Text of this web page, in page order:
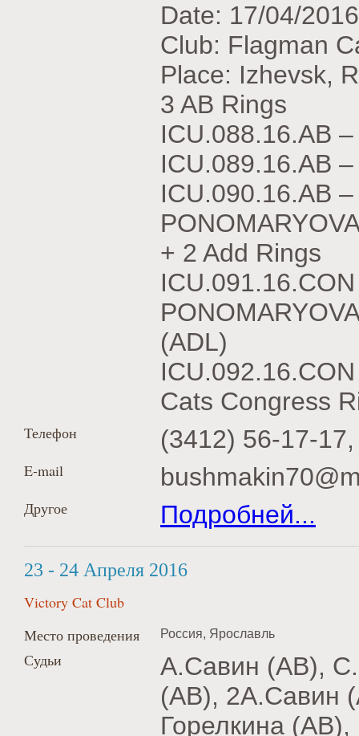
Date: 17/04/2016
Club: Flagman
Place: Izhevsk,
3 AB Rings
ICU.088.16.АВ
ICU.089.16.АВ –
ICU.090.16.АВ
+ 2 Add Rings
(ADL)
Cats Congress
Телефон (3412) 56-17-
E-mail
Другое Подробней...
23 - 24 Апреля 2016
Victory Cat Club
Место проведения
Россия, Ярославль
Судьи
А.Савин (AB),
(AB), 2А.Савин
Горелкина (AB),